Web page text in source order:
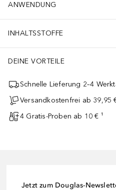
ANWENDUNG
INHALTSSTOFFE
DEINE VORTEILE
Schnelle Lieferung 2–4
Versandkostenfrei ab 39,95
4 Gratis-Proben ab 10 € ¹
Jetzt zum Douglas-